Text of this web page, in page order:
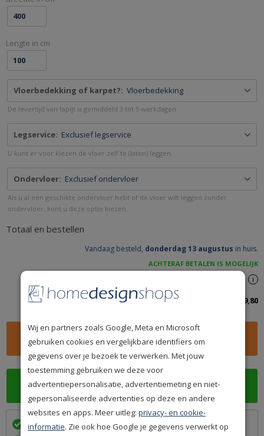
MAAT
VEEGJEVOETEN.NL
-
BRUSH.NL
Lengte in cm
Vloerbedekking of karpet?: Vloerbedekking
De levertijd van tapijt is gemiddeld 3 tot 5 werkdagen
Legservice: Exclusief legservice
U kunt er voor kiezen de vloer zelf te (laten) leggen.
Ondervloer: Exclusief ondervloer
Als u al een geschikte ondervloer hebt of de vloer wilt leggen zonder
ondervloer, kunt u deze optie kiezen.
Totaal en bestellen
Vandaag besteld, donderdag 13 augustus in huis.
ACHTERAF BETALEN IS MOGELIJK
premium punten i
Totaalbedrag inclusief btw: 359,80
Wij bezorgen in
met
Wij en partners zoals Google, Meta en Microsoft
gebruiken cookies en vergelijkbare identifiers om
gegevens over je bezoek te verwerken. Met jouw
toestemming gebruiken we deze voor
advertentiepersonalisatie, advertentiemeting en niet-
gepersonaliseerde advertenties op deze en andere
websites en apps. Meer uitleg:privacy- en cookie-
informatie. Zie ook hoe Google je gegevens verwerkt op